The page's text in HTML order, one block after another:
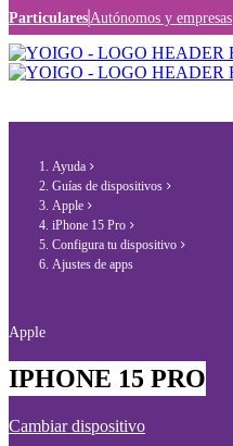
Particulares Autónomos y empresas
Ayuda
Guías de dispositivos
Apple
iPhone 15 Pro
Configura tu dispositivo
Ajustes de apps
Apple
IPHONE 15 PRO
Cambiar dispositivo